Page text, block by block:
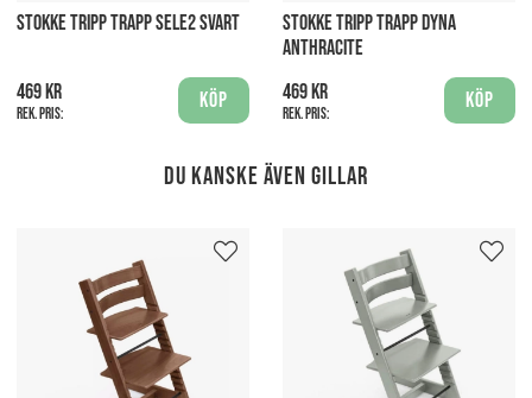
STOKKE TRIPP TRAPP SELE2 SVART
469 kr
Rek. pris:
Köp
STOKKE TRIPP TRAPP DYNA
ANTHRACITE
469 kr
Rek. pris:
Köp
Du kanske även gillar